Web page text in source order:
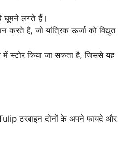
घूमने लगते हैं।
हैं, जो यांत्रिक ऊर्जा को विद्युत
में स्टोर किया जा सकता है, जिससे यह
टरबाइन दोनों के अपने फायदे और